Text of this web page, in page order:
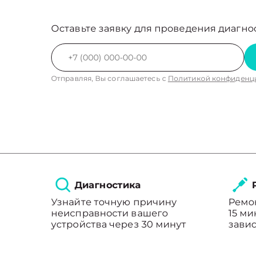
Оставьте заявку для проведения
Отправляя, Вы соглашаетесь с Политикой
Диагностика
Узнайте точную причину
неисправности вашего
устройства через 30 минут
15